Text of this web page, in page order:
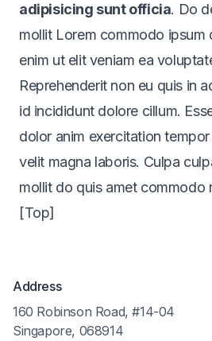
adipisicing suntofficia. Do
mollit Lorem commodo ipsum
enim ut elit veniam ea
Reprehenderit non eu quis in
id incididuntdolore cillum.
dolor anim exercitation
velit magna laboris. Culpa
mollit do quis amet commodo
[Top]
Address
160 Robinson Road, #14-04
Singapore, 068914